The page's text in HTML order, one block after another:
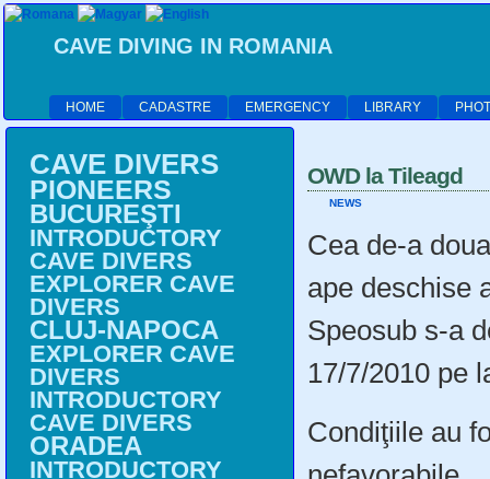
CAVE DIVING IN ROMANIA
HOME CADASTRE EMERGENCY LIBRARY
CAVE DIVERS
PIONEERS
BUCUREŞTI
INTRODUCTORY
CAVE DIVERS
EXPLORER CAVE
DIVERS
CLUJ-NAPOCA
EXPLORER CAVE
DIVERS
INTRODUCTORY
CAVE DIVERS
ORADEA
INTRODUCTORY
OWD la Tileagd
NEWS
Cea de-a
ape deschise
Speosub s-a
17/7/2010 pe
Condiţiile au